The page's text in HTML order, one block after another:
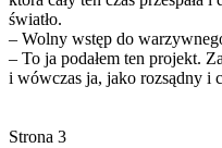
światło.
– Wolny wstęp do
– To ja podałem ten projekt.
i wówczas ja, jako rozsądny i
Strona 3